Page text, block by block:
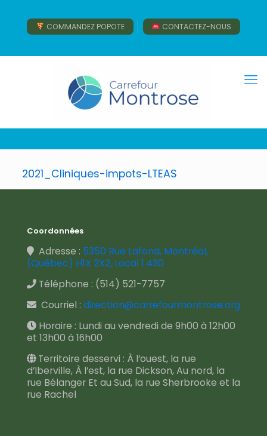
COMMANDEZ POPOTE CONTACTEZ-NOUS
2021_Cliniques-impots-LTEAS
Coordonnées
Adresse : 5350 Rue Lafond, Montréal,
(Québec) H1X 2X2, Local 1.430
Téléphone : (514) 521-7757
Courriel : direction@carrefourmontrose.org
Horaire : Lundi au vendredi de 9h00 à 12h00
et 13h00 à 16h00
Territoire desservi : À l’ouest, la rue
d’Iberville, À l’est, la rue Dickson, Au nord, la
rue Bélanger Et au Sud, la rue Sherbrooke et la
rue Rachel